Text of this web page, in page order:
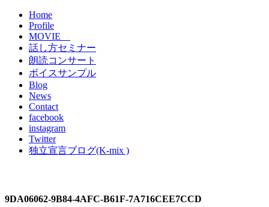
Home
Profile
MOVIE
話し方セミナー
朗読コンサート
ボイスサンプル
Blog
News
Contact
facebook
instagram
Twitter
独立宣言ブログ(K-mix )
9DA06062-9B84-4AFC-B61F-7A716CEE7CCD